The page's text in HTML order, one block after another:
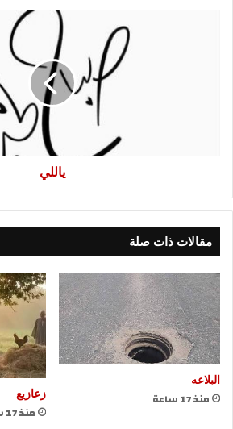
ياللي
مقالات ذات صلة
البلاعه
منذ 17 ساعة زعازيع
منذ 17 ساعة